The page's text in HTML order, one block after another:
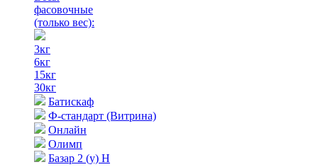
фасовочные
(только вес):
3кг
6кг
15кг
30кг
Батискаф
Ф-стандарт (Витрина)
Онлайн
Олимп
Базар 2 (у) Н